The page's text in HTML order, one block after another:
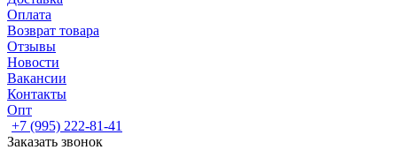
Оплата
Возврат товара
Отзывы
Новости
Вакансии
Контакты
Опт
+7 (995) 222-81-41
Заказать звонок